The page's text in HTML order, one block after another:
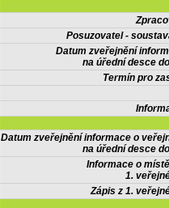
Posuzovatel -
Datum zveřejnění
na úřední desce
Termín pro
Datum zveřejnění informace o
na úřední desce
Informace o
1.
Zápis z 1.